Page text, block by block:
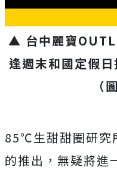
▲ 台中麗寶
逢週末和國定假
（
85℃生甜甜圈研究
的推出，無疑將進